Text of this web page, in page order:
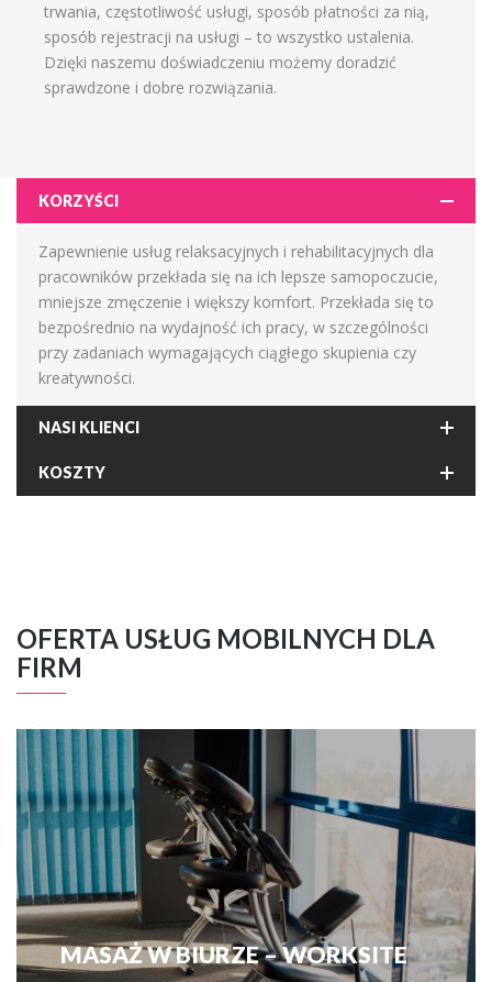
trwania, częstotliwość usługi, sposób płatności za nią,
sposób rejestracji na usługi – to wszystko ustalenia.
Dzięki naszemu doświadczeniu możemy doradzić
sprawdzone i dobre rozwiązania.
KORZYŚCI
Zapewnienie usług relaksacyjnych i rehabilitacyjnych dla
pracowników przekłada się na ich lepsze samopoczucie,
mniejsze zmęczenie i większy komfort. Przekłada się to
bezpośrednio na wydajność ich pracy, w szczególności
przy zadaniach wymagających ciągłego skupienia czy
kreatywności.
NASI KLIENCI
KOSZTY
OFERTA USŁUG MOBILNYCH DLA
FIRM
MASAŻ W BIURZE – WORKSITE